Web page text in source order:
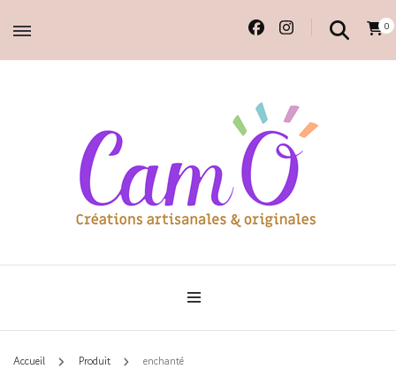
0
Cam'O – Créations
artisanales & originales
Accueil Produit enchanté